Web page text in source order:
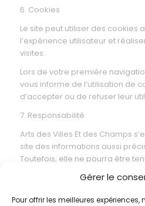
Gérer le
Pour offrir les meilleures
6. Cookies
Le site peut utiliser des cookies
l’expérience utilisateur et
visites.
Lors de votre première
vous informe de l’utilisation de
d’accepter ou de refuser leur
7. Responsabilité
Arts des Villes Et des Champs
site des informations aussi
Toutefois, elle ne pourra être
omissions, des inexactitudes ou
8. Droit applicable